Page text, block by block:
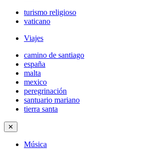
turismo religioso
vaticano
Viajes
camino de santiago
españa
malta
mexico
peregrinación
santuario mariano
tierra santa
✕
Música